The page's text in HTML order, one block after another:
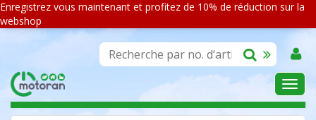
Enregistrez vous maintenant et profitez de 10% de réduction sur la
webshop
ASSORTIMENT